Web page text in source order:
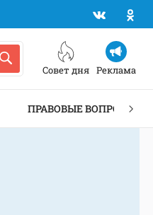
Совет дня Реклама
ПРАВОВЫЕ ВОПРОСЫ